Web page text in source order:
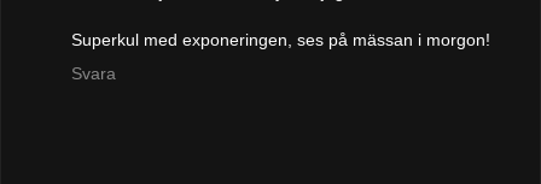
Superkul med exponeringen, ses på mässan i morgon!
Svara